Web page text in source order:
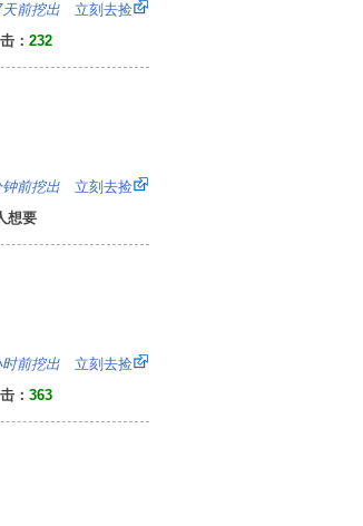
前挖出 立刻去捡
： 232
前挖出 立刻去捡
想要
前挖出 立刻去捡
： 363